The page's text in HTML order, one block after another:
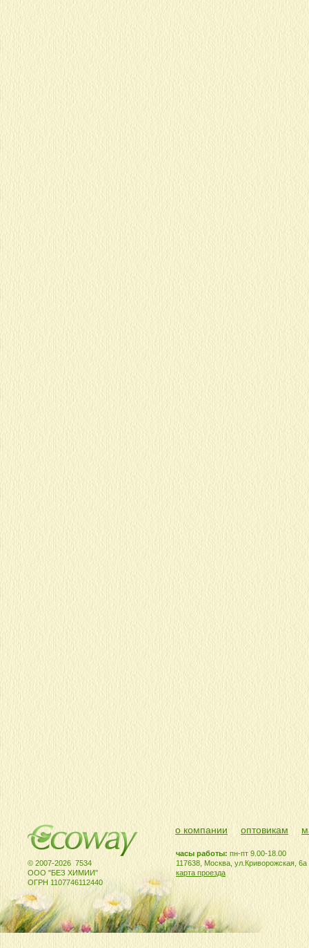
© 2007-2026 7534
ООО "БЕЗ ХИМИИ"
ОГРН 1107746112440
часы работы: пн-пт 9.00-18.00
117638, Москва, ул.Криворожская, 6а
карта проезда
о компании оптовикам